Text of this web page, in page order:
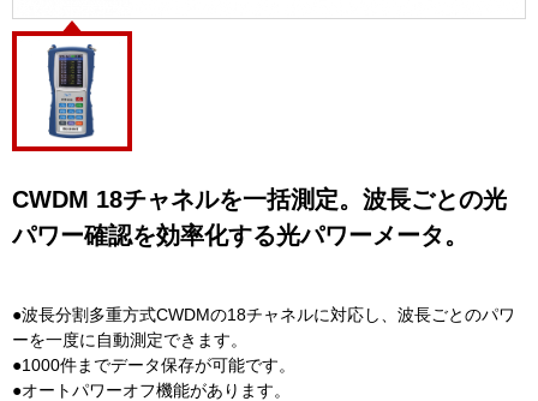
CWDM 18チャネルを一括測定。波長ごとの光
パワー確認を効率化する光パワーメータ。
●波長分割多重方式CWDMの18チャネルに対応し、波長ごとのパワ
ーを一度に自動測定できます。
●1000件までデータ保存が可能です。
●オートパワーオフ機能があります。